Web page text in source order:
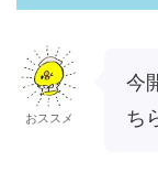
おススメ
今
ち